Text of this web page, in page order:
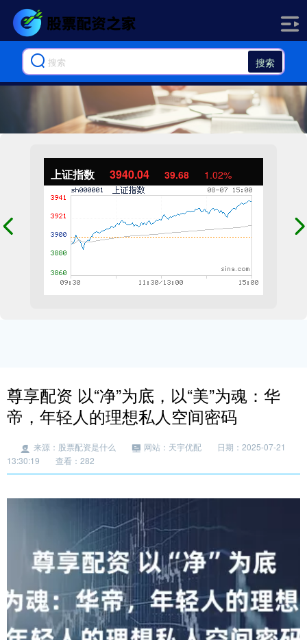
搜索
上证指数 3940.04 39.68 1.02%
尊享配资 以“净”为底，以“美”为魂：华
帝，年轻人的理想私人空间密码
来源：股票配资是什么 网站：天宇优配
日期：2025-07-21
13:30:19
查看：282